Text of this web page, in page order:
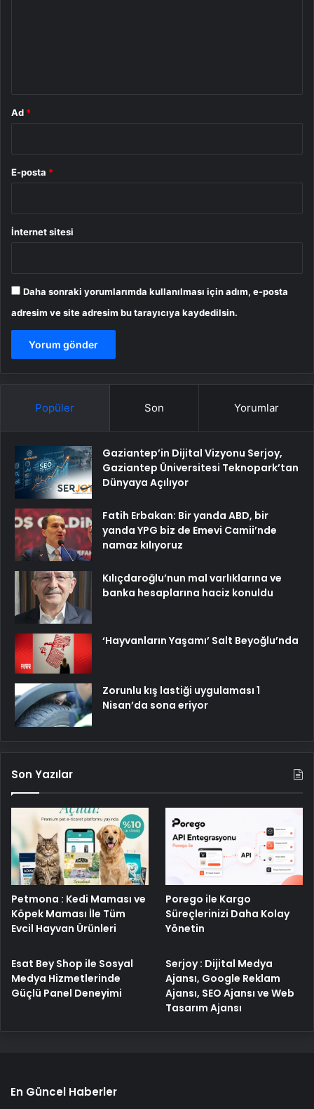
Ad *
E-posta *
İnternet sitesi
Daha sonraki yorumlarımda kullanılması için adım, e-posta
adresim ve site adresim bu tarayıcıya kaydedilsin.
Popüler Son Yorumlar
Gaziantep’in Dijital Vizyonu Serjoy,
Gaziantep Üniversitesi Teknopark’tan
Dünyaya Açılıyor
Fatih Erbakan: Bir yanda ABD, bir
yanda YPG biz de Emevi Camii’nde
namaz kılıyoruz
Kılıçdaroğlu’nun mal varlıklarına ve
banka hesaplarına haciz konuldu
‘Hayvanların Yaşamı’ Salt Beyoğlu’nda
Zorunlu kış lastiği uygulaması 1
Nisan’da sona eriyor
Son Yazılar
Petmona : Kedi Maması ve
Köpek Maması İle Tüm
Evcil Hayvan Ürünleri
Porego ile Kargo
Süreçlerinizi Daha Kolay
Yönetin
Esat Bey Shop ile Sosyal
Medya Hizmetlerinde
Güçlü Panel Deneyimi
Serjoy : Dijital Medya
Ajansı, Google Reklam
Ajansı, SEO Ajansı ve Web
Tasarım Ajansı
En Güncel Haberler